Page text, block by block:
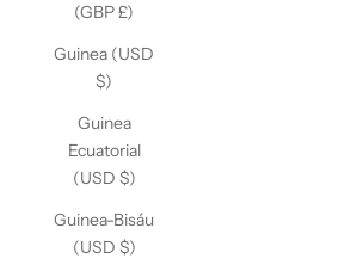
(GBP £)
Guinea (USD
$)
Guinea
Ecuatorial
(USD $)
Guinea-Bisáu
(USD $)